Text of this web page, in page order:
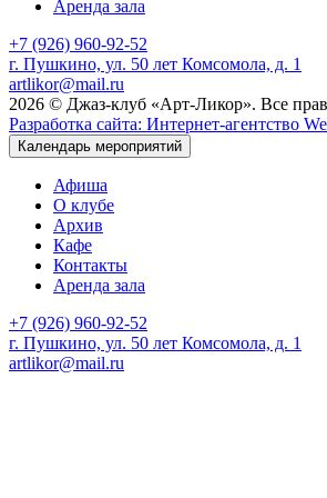
Аренда зала
+7 (926) 960-92-52
г. Пушкино, ул. 50 лет Комсомола, д. 1
artlikor@mail.ru
2026 © Джаз-клуб «Арт-Ликор». Все
Разработка сайта: Интернет-агентство
Календарь мероприятий
Афиша
О клубе
Архив
Кафе
Контакты
Аренда зала
+7 (926) 960-92-52
г. Пушкино, ул. 50 лет Комсомола, д. 1
artlikor@mail.ru